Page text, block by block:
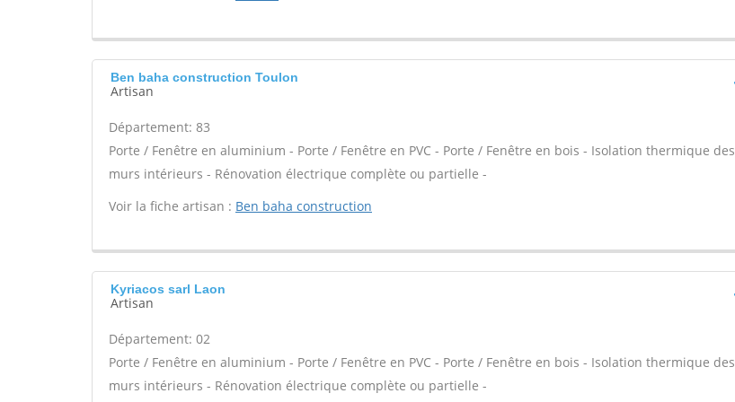
Ben baha construction Toulon
Artisan
Département: 83
Porte / Fenêtre en aluminium - Porte / Fenêtre en PVC - Porte / Fenêtre en bois - Isolation thermique des
murs intérieurs - Rénovation électrique complète ou partielle -
Voir la fiche artisan : Ben baha construction
Kyriacos sarl Laon
Artisan
Département: 02
Porte / Fenêtre en aluminium - Porte / Fenêtre en PVC - Porte / Fenêtre en bois - Isolation thermique des
murs intérieurs - Rénovation électrique complète ou partielle -